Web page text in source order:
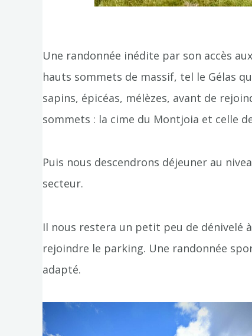
Une randonnée inédite par son accès
hauts sommets de massif, tel le Gélas
sapins, épicéas, mélèzes, avant de
sommets : la cime du Montjoia et celle
Puis nous descendrons déjeuner au
secteur.
Il nous restera un petit peu de dénivelé
rejoindre le parking. Une randonnée
adapté.